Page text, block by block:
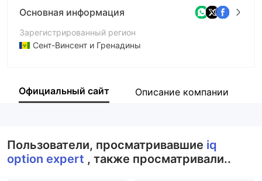
Основная информация
Зарегистрированный регион
Сент-Винсент и Гренадины
Компания
Официальный сайт Описание компании
Пользователи, просматривавшие iq
option expert , также просматривали..